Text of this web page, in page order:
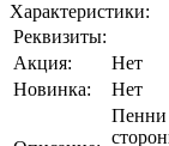
Характеристики:
Реквизиты:
Акция:
Нет
Новинка:
Нет
Пенни